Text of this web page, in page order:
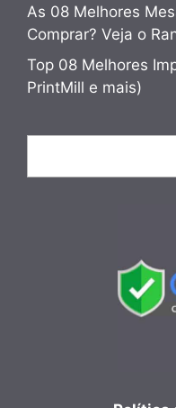
As 08 Melhores
Comprar? Veja o
Top 08 Melhores
PrintMill e mais)